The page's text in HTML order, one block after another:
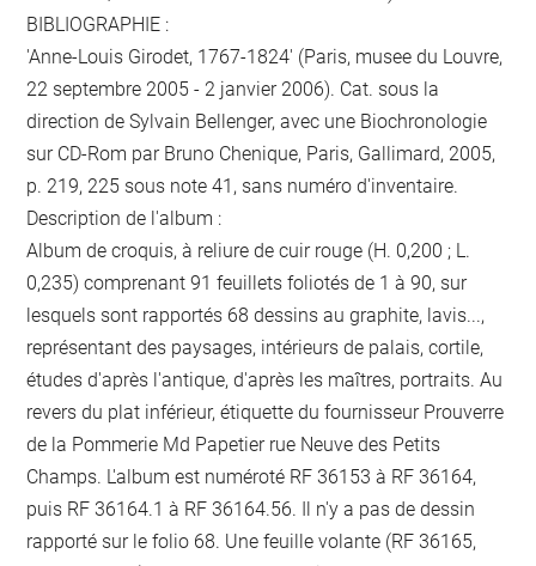
BIBLIOGRAPHIE :
'Anne-Louis Girodet, 1767-1824' (Paris, musee du Louvre,
22 septembre 2005 - 2 janvier 2006). Cat. sous la
direction de Sylvain Bellenger, avec une Biochronologie
sur CD-Rom par Bruno Chenique, Paris, Gallimard, 2005,
p. 219, 225 sous note 41, sans numéro d'inventaire.
Description de l'album :
Album de croquis, à reliure de cuir rouge (H. 0,200 ; L.
0,235) comprenant 91 feuillets foliotés de 1 à 90, sur
lesquels sont rapportés 68 dessins au graphite, lavis...,
représentant des paysages, intérieurs de palais, cortile,
études d'après l'antique, d'après les maîtres, portraits. Au
revers du plat inférieur, étiquette du fournisseur Prouverre
de la Pommerie Md Papetier rue Neuve des Petits
Champs. L'album est numéroté RF 36153 à RF 36164,
puis RF 36164.1 à RF 36164.56. Il n'y a pas de dessin
rapporté sur le folio 68. Une feuille volante (RF 36165,